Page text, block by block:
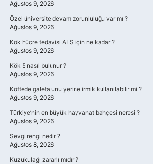
Ağustos 9, 2026
Özel üniversite devam zorunluluğu var mı ?
Ağustos 9, 2026
Kök hücre tedavisi ALS için ne kadar ?
Ağustos 9, 2026
Kök 5 nasıl bulunur ?
Ağustos 9, 2026
Köftede galeta unu yerine irmik kullanılabilir mi ?
Ağustos 9, 2026
Türkiye’nin en büyük hayvanat bahçesi neresi ?
Ağustos 9, 2026
Sevgi rengi nedir ?
Ağustos 8, 2026
Kuzukulağı zararlı mıdır ?